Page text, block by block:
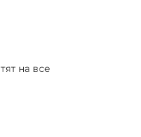
на все